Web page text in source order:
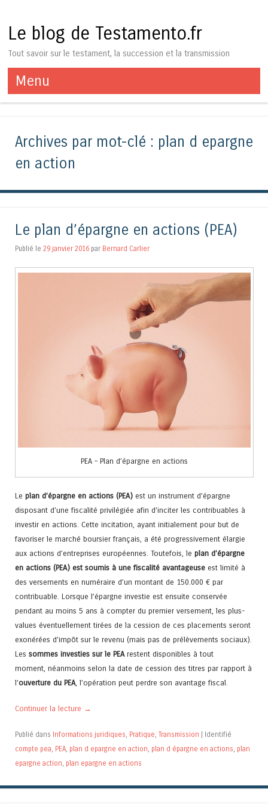
Le blog de Testamento.fr
Tout savoir sur le testament, la succession et la transmission
Menu
Aller au contenu
Archives par mot-clé : plan d epargne
en action
Le plan d’épargne en actions (PEA)
Publié le 29 janvier 2016 par Bernard Carlier
PEA – Plan d’épargne en actions
Le plan d’épargne en actions (PEA) est un instrument d’épargne
disposant d’une fiscalité privilégiée afin d’inciter les contribuables à
investir en actions. Cette incitation, ayant initialement pour but de
favoriser le marché boursier français, a été progressivement élargie
aux actions d’entreprises européennes. Toutefois, le plan d’épargne
en actions (PEA) est soumis à une fiscalité avantageuse est limité à
des versements en numéraire d’un montant de 150.000 € par
contribuable. Lorsque l’épargne investie est ensuite conservée
pendant au moins 5 ans à compter du premier versement, les plus-
values éventuellement tirées de la cession de ces placements seront
exonérées d’impôt sur le revenu (mais pas de prélèvements sociaux).
Les sommes investies sur le PEArestent disponibles à tout
moment, néanmoins selon la date de cession des titres par rapport à
l’ouverture du PEA, l’opération peut perdre son avantage fiscal.
Continuer la lecture →
Publié dans Informations juridiques, Pratique, Transmission
Identifié
compte pea, PEA, plan d epargne en action, plan d épargne en actions, plan
epargne action, plan epargne en actions